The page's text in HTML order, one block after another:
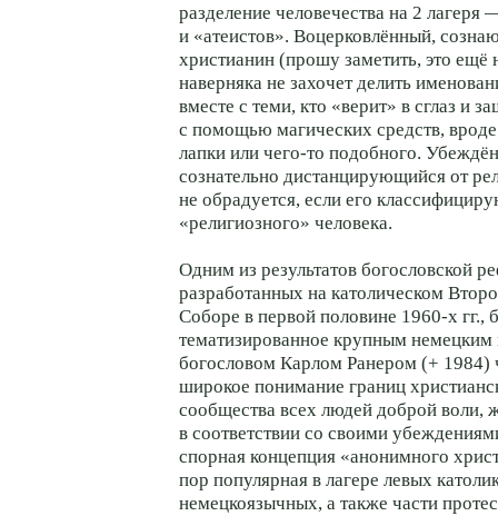
разделение человечества на 2
и «атеистов». Воцерковлённый,
христианин (прошу заметить, это ещё
наверняка не захочет делить
вместе с теми, кто «верит» в сглаз и
с помощью магических средств,
лапки или чего-то подобного.
сознательно дистанцирующийся от
не обрадуется, если его
«религиозного» человека.
Одним из результатов богословской
разработанных на католическом
Соборе в первой половине 1960-х гг.,
тематизированное крупным
богословом Карлом Ранером (+ 1984)
широкое понимание границ
сообщества всех людей доброй воли,
в соответствии со своими
спорная концепция «анонимного
пор популярная в лагере левых
немецкоязычных, а также части